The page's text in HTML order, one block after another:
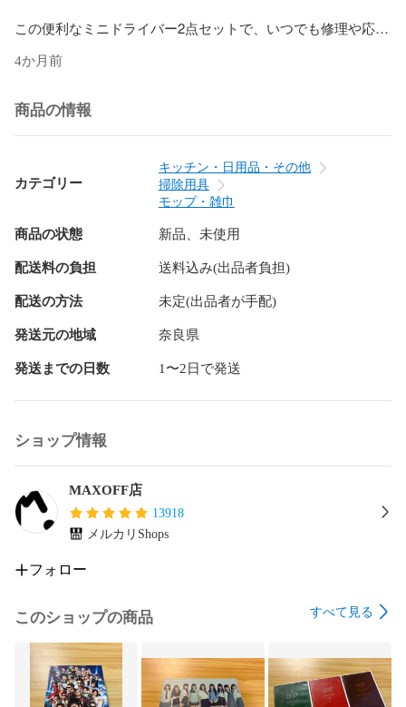
この便利なミニドライバー2点セットで、いつでも修理や応急
分を味わいながら、スマートな作業を楽しんでください。
プラスドライバーとマイナスドライバーがセットになった、
キーリング付きミニドライバー。
キーホルダーと同じように持ち歩けるので、出先でドライバ
ーが必要になった時もサッと取り出す事ができます
※安全のため、使用前に取扱説明書を必ずお読みください。
4か月前
商品の情報
カテゴリー
キッチン・日用品・その他
掃除用具
モップ・雑巾
商品の状態 新品、未使用
配送料の負担 送料込み(出品者負担)
配送の方法 未定(出品者が手配)
発送元の地域 奈良県
発送までの日数 1〜2日で発送
ショップ情報
MAXOFF店
13918
メルカリShops
フォロー
このショップの商品 すべて見る